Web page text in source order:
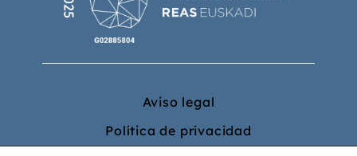
Aviso legal
Política de privacidad